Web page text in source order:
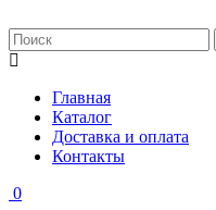
Главная
Каталог
Доставка и оплата
Контакты
0